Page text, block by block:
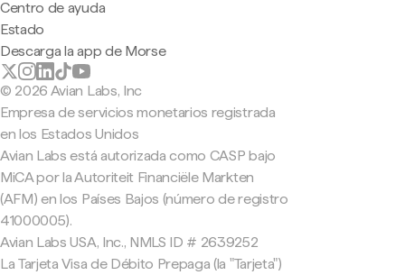
Centro de ayuda
Estado
Descarga la app de Morse
© 2026 Avian Labs, Inc
Empresa de servicios monetarios registrada
en los Estados Unidos
Avian Labs está autorizada como CASP bajo
MiCA por la Autoriteit Financiële Markten
(AFM) en los Países Bajos (número de registro
41000005).
Avian Labs USA, Inc., NMLS ID # 2639252
La Tarjeta Visa de Débito Prepaga (la "Tarjeta")